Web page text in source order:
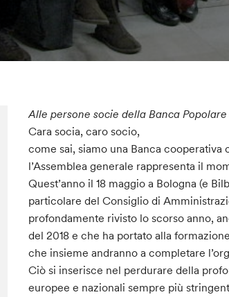
Alle persone socie della Banca
Cara socia, caro socio,
come sai, siamo una Banca
l’Assemblea generale rappresenta il
Quest’anno il 18 maggio a Bologna (e
particolare del Consiglio di
profondamente rivisto lo scorso anno,
del 2018 e che ha portato alla
che insieme andranno a completare
Ciò si inserisce nel perdurare della
europee e nazionali sempre più